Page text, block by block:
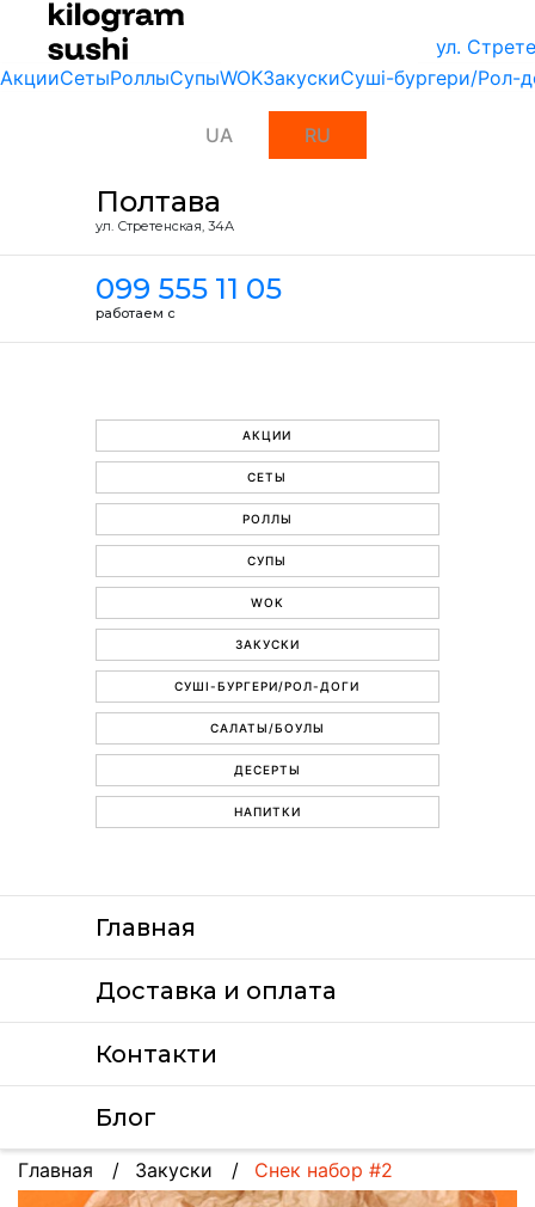
ул.
АкцииСетыРоллыСупыWOKЗакускиСуші-бургери/Рол-
UA RU
Полтава
ул. Стретенская, 34А
099 555 11 05
работаем с
АКЦИИ
СЕТЫ
РОЛЛЫ
СУПЫ
WOK
ЗАКУСКИ
СУШІ-БУРГЕРИ/РОЛ-ДОГИ
САЛАТЫ/БОУЛЫ
ДЕСЕРТЫ
НАПИТКИ
Главная
Доставка и оплата
Контакти
Блог
Главная Закуски Снек набор #2